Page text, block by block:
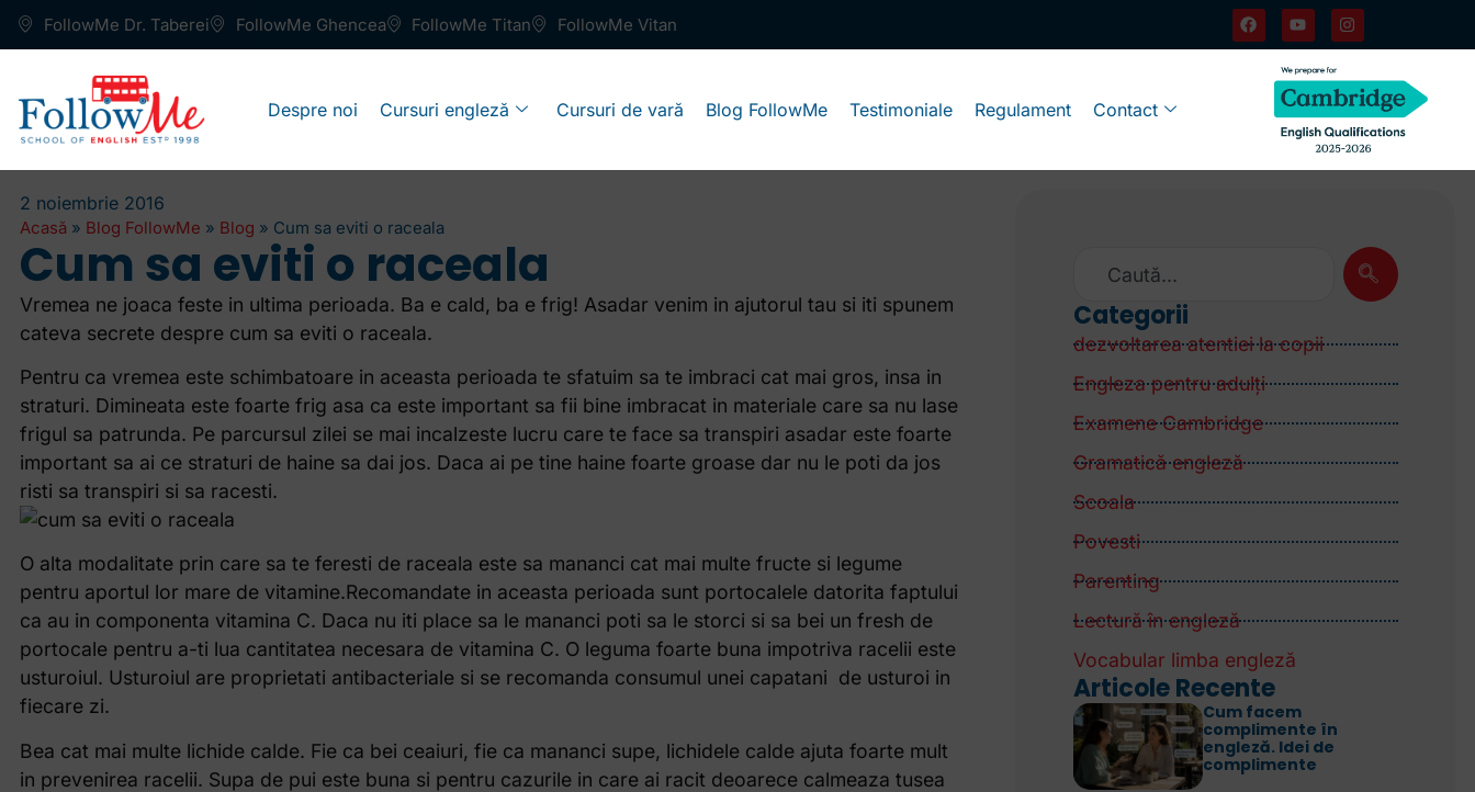
FollowMe Dr. Taberei FollowMe Ghencea FollowMe Titan FollowMe Vitan
Despre noi Cursuri engleză Cursuri de vară Blog FollowMe Testimoniale Regulament Contact
2 noiembrie 2016
Acasă » Blog FollowMe » Blog » Cum sa eviti o raceala
Cum sa eviti o raceala
Vremea ne joaca feste in ultima perioada. Ba e cald, ba e frig! Asadar venim in ajutorul tau si iti spunem
cateva secrete despre cum sa eviti o raceala.
Pentru ca vremea este schimbatoare in aceasta perioada te sfatuim sa te imbraci cat mai gros, insa in
straturi. Dimineata este foarte frig asa ca este important sa fii bine imbracat in materiale care sa nu lase
frigul sa patrunda. Pe parcursul zilei se mai incalzeste lucru care te face sa transpiri asadar este foarte
important sa ai ce straturi de haine sa dai jos. Daca ai pe tine haine foarte groase dar nu le poti da jos
risti sa transpiri si sa racesti.
O alta modalitate prin care sa te feresti de raceala este sa mananci cat mai multe fructe si legume
pentru aportul lor mare de vitamine.Recomandate in aceasta perioada sunt portocalele datorita faptului
ca au in componenta vitamina C. Daca nu iti place sa le mananci poti sa le storci si sa bei un fresh de
portocale pentru a-ti lua cantitatea necesara de vitamina C. O leguma foarte buna impotriva racelii este
usturoiul. Usturoiul are proprietati antibacteriale si se recomanda consumul unei capatani de usturoi in
fiecare zi.
Bea cat mai multe lichide calde. Fie ca bei ceaiuri, fie ca mananci supe, lichidele calde ajuta foarte mult
in prevenirea racelii. Supa de pui este buna si pentru cazurile in care ai racit deoarece calmeaza tusea
Categorii
dezvoltarea atentiei la copii
Engleza pentru adulţi
Examene Cambridge
Gramatică engleză
Scoala
Povesti
Parenting
Lectură în engleză
Vocabular limba engleză
Articole Recente
Cum facem
complimente în
engleză. Idei de
complimente